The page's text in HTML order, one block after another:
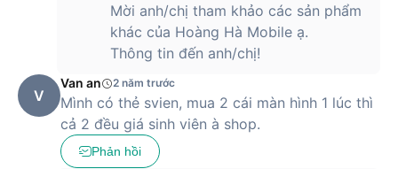
Mời anh/chị tham khảo các sản phẩm
khác của Hoàng Hà Mobile ạ.
Thông tin đến anh/chị!
V
Van an 2 năm trước
Mình có thẻ svien, mua 2 cái màn hình 1 lúc thì
cả 2 đều giá sinh viên à shop.
Phản hồi